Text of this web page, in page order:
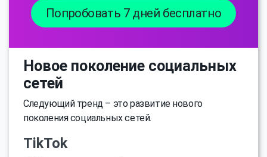
Попробовать 7 дней бесплатно
Новое поколение социальных
сетей
Следующий тренд – это развитие нового
поколения социальных сетей.
TikTok